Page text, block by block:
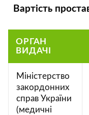
Вартість
ОРГАН
ВИДАЧІ
Міністерство
закордонних
справ України
(медичні